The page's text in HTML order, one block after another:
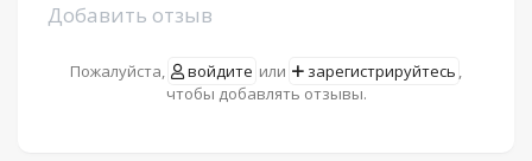
Добавить отзыв
Пожалуйста, войдите или зарегистрируйтесь ,
чтобы добавлять отзывы.